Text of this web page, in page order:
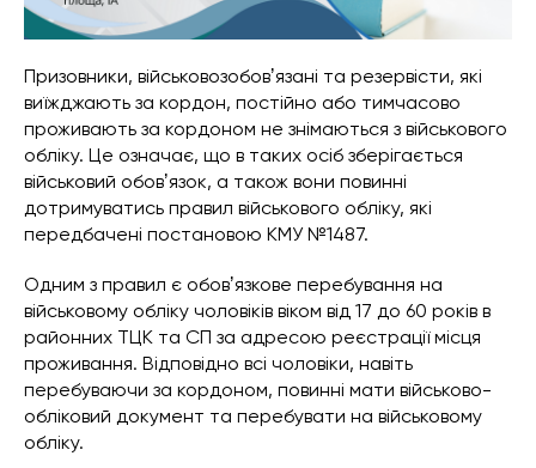
Призовники, військовозобовʼязані та резервісти, які
виїжджають за кордон, постійно або тимчасово
проживають за кордоном не знімаються з військового
обліку. Це означає, що в таких осіб зберігається
військовий обовʼязок, а також вони повинні
дотримуватись правил військового обліку, які
передбачені постановою КМУ №1487.
Одним з правил є обовʼязкове перебування на
військовому обліку чоловіків віком від 17 до 60 років в
районних ТЦК та СП за адресою реєстрації місця
проживання. Відповідно всі чоловіки, навіть
перебуваючи за кордоном, повинні мати військово-
обліковий документ та перебувати на військовому
обліку.